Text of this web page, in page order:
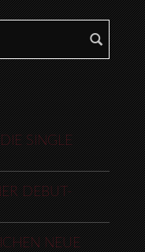
SINGLE
DEBUT-
NEUE